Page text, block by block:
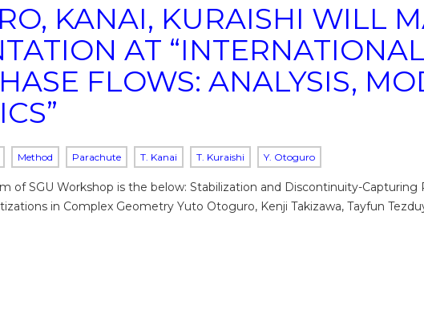
KANAI, KURAISHI WILL
AT
FLOWS: ANALYSIS,
Method Parachute T. Kanai T. Kuraishi Y. Otoguro
of SGU Workshop is the below: Stabilization and Discontinuity-
in Complex Geometry Yuto Otoguro, Kenji Takizawa, Tayfun